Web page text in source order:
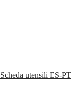
Scheda utensili ES-PT